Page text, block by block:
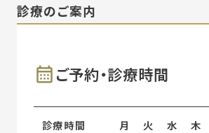
診療のご案内
ご予約・診療時間
診療時間 月 火 水 木